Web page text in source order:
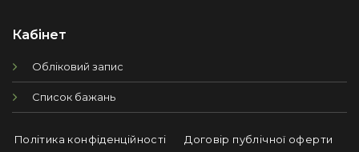
Кабінет
Обліковий запис
Список бажань
Політика конфіденційності Договір публічної оферти